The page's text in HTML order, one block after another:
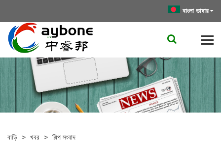
বাংলা ভাষার
বাড়ি > খবর > শিল্প সংবাদ